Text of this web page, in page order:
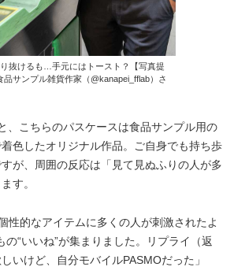
抜けるも…手元にはトースト？【写真提
品サンプル雑貨作家（@kanapei_fflab）さ
、こちらのパスケースは食品サンプル用の
色したオリジナル作品。ご自身でも持ち歩
が、周囲の反応は「見て見ぬふりの人が多
す。
性的なアイテムに多くの人が刺激されたよ
の“いいね”が集まりました。リプライ（返
いけど、自分モバイルPASMOだった」